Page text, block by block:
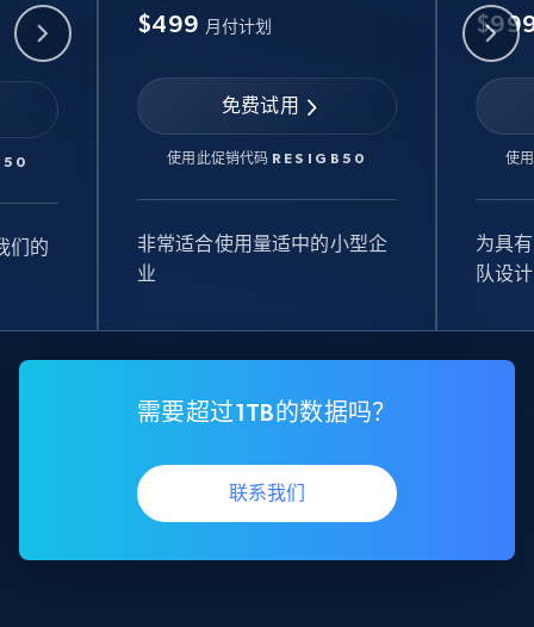
们的
$499 月付计划
免费试用
使用此促销代码 RESIGB50
非常适合使用量适中的小型企
业
使
为具
队设计
需要超过1TB的数据吗？
联系我们